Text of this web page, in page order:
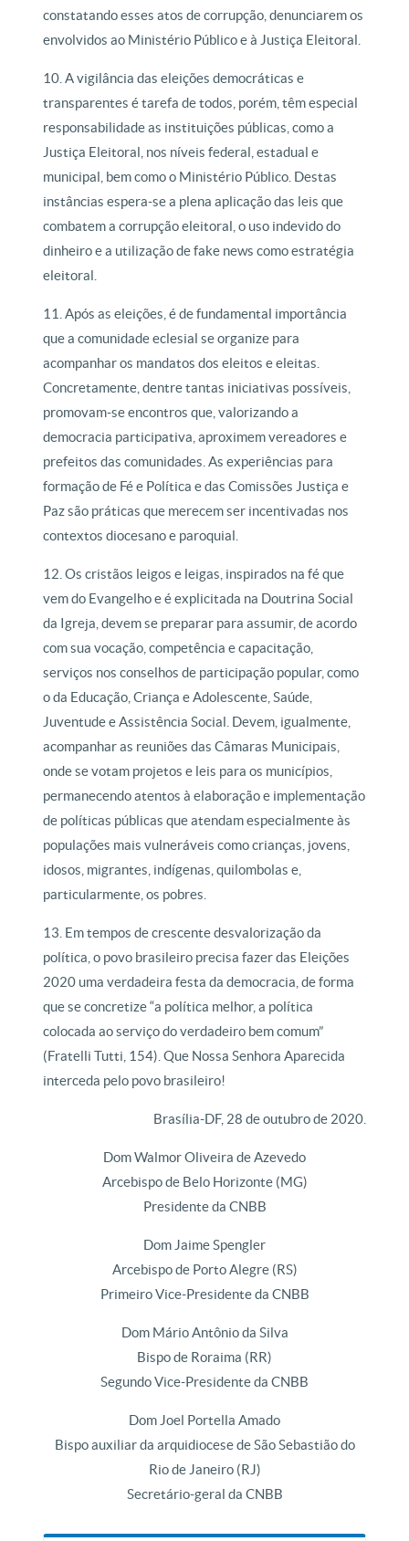
constatando esses atos de corrupção, denunciarem os
envolvidos ao Ministério Público e à Justiça Eleitoral.
10. A vigilância das eleições democráticas e
transparentes é tarefa de todos, porém, têm especial
responsabilidade as instituições públicas, como a
Justiça Eleitoral, nos níveis federal, estadual e
municipal, bem como o Ministério Público. Destas
instâncias espera-se a plena aplicação das leis que
combatem a corrupção eleitoral, o uso indevido do
dinheiro e a utilização de fake news como estratégia
eleitoral.
11. Após as eleições, é de fundamental importância
que a comunidade eclesial se organize para
acompanhar os mandatos dos eleitos e eleitas.
Concretamente, dentre tantas iniciativas possíveis,
promovam-se encontros que, valorizando a
democracia participativa, aproximem vereadores e
prefeitos das comunidades. As experiências para
formação de Fé e Política e das Comissões Justiça e
Paz são práticas que merecem ser incentivadas nos
contextos diocesano e paroquial.
12. Os cristãos leigos e leigas, inspirados na fé que
vem do Evangelho e é explicitada na Doutrina Social
da Igreja, devem se preparar para assumir, de acordo
com sua vocação, competência e capacitação,
serviços nos conselhos de participação popular, como
o da Educação, Criança e Adolescente, Saúde,
Juventude e Assistência Social. Devem, igualmente,
acompanhar as reuniões das Câmaras Municipais,
onde se votam projetos e leis para os municípios,
permanecendo atentos à elaboração e implementação
de políticas públicas que atendam especialmente às
populações mais vulneráveis como crianças, jovens,
idosos, migrantes, indígenas, quilombolas e,
particularmente, os pobres.
13. Em tempos de crescente desvalorização da
política, o povo brasileiro precisa fazer das Eleições
2020 uma verdadeira festa da democracia, de forma
que se concretize “a política melhor, a política
colocada ao serviço do verdadeiro bem comum”
(Fratelli Tutti, 154). Que Nossa Senhora Aparecida
interceda pelo povo brasileiro!
Brasília-DF, 28 de outubro de 2020.
Dom Walmor Oliveira de Azevedo
Arcebispo de Belo Horizonte (MG)
Presidente da CNBB
Dom Jaime Spengler
Arcebispo de Porto Alegre (RS)
Primeiro Vice-Presidente da CNBB
Dom Mário Antônio da Silva
Bispo de Roraima (RR)
Segundo Vice-Presidente da CNBB
Dom Joel Portella Amado
Bispo auxiliar da arquidiocese de São Sebastião do
Rio de Janeiro (RJ)
Secretário-geral da CNBB